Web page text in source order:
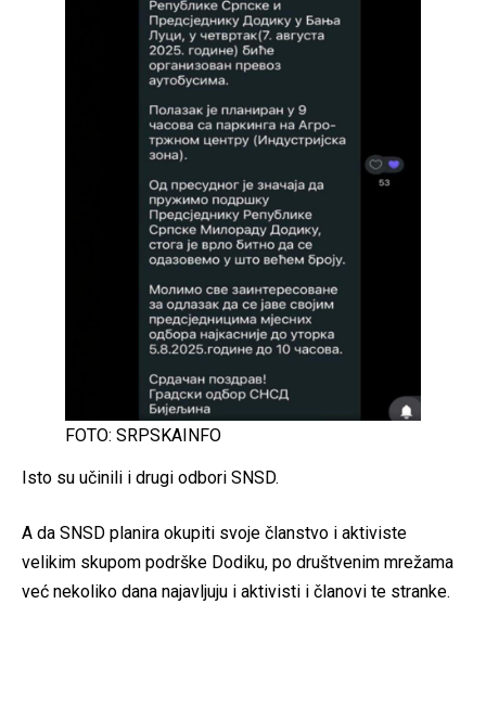
FOTO: SRPSKAINFO
Isto su učinili i drugi odbori SNSD.
A da SNSD planira okupiti svoje članstvo i aktiviste
velikim skupom podrške Dodiku, po društvenim mrežama
već nekoliko dana najavljuju i aktivisti i članovi te stranke.